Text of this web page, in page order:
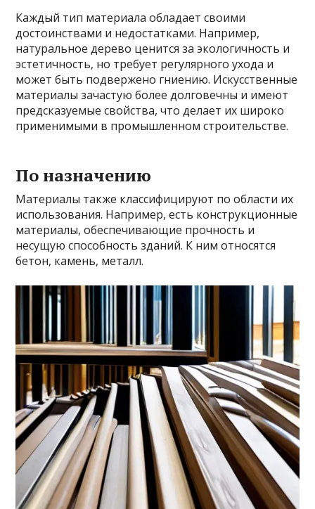
Каждый тип материала обладает своими
достоинствами и недостатками. Например,
натуральное дерево ценится за экологичность и
эстетичность, но требует регулярного ухода и
может быть подвержено гниению. Искусственные
материалы зачастую более долговечны и имеют
предсказуемые свойства, что делает их широко
применимыми в промышленном строительстве.
По назначению
Материалы также классифицируют по области их
использования. Например, есть конструкционные
материалы, обеспечивающие прочность и
несущую способность зданий. К ним относятся
бетон, камень, металл.